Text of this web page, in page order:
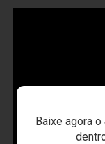
Baixe agora o